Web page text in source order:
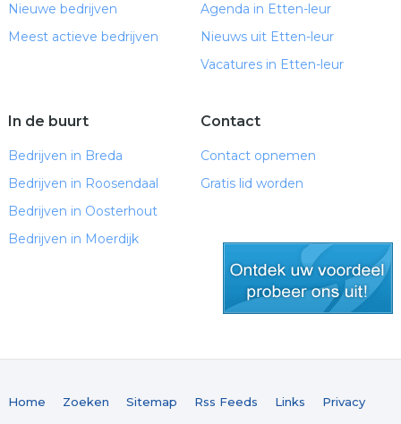
Nieuwe bedrijven
Meest actieve bedrijven
Agenda in Etten-leur
Nieuws uit Etten-leur
Vacatures in Etten-leur
In de buurt
Bedrijven in Breda
Bedrijven in Roosendaal
Bedrijven in Oosterhout
Bedrijven in Moerdijk
Contact
Contact opnemen
Gratis lid worden
Home Zoeken Sitemap Rss Feeds Links Privacy